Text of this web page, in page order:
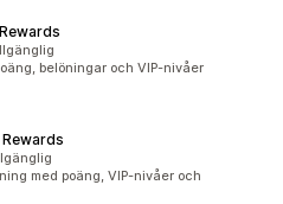
belöningar och VIP-nivåer
med poäng, VIP-nivåer och